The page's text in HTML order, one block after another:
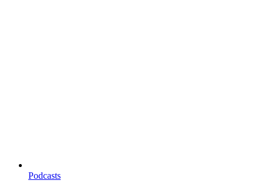
Podcasts